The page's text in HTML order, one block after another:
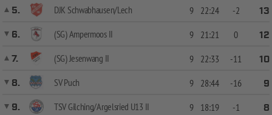
5.
DJK Schwabhausen/Lech 9 22:24 -2
13
6.
(SG) Ampermoos II 9 21:21 0
12
7.
(SG) Jesenwang II 9 22:33 -11
10
8.
SV Puch 9 28:44 -16
9
9.
TSV Gilching/Argelsried U13 II 9 18:19 -1
8